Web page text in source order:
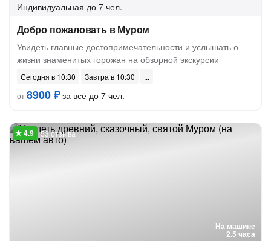
Индивидуальная до 7 чел.
Добро пожаловать в Муром
Увидеть главные достопримечательности и услышать о
жизни знаменитых горожан на обзорной экскурсии
Сегодня в 10:30
Завтра в 10:30
от8900 ₽за всё до 7 чел.
На машине
2.5 часа
53 отзыва